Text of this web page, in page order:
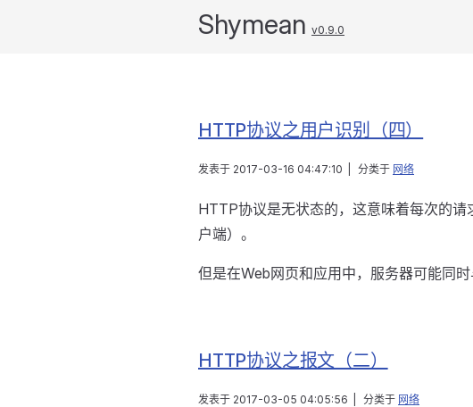
Shymean v0.9.0
HTTP协议之用户识别（四）
发表于 2017-03-16 04:47:10 分类于 网络
HTTP协议是无状态的，这意味着每次的
户端）。
但是在Web网页和应用中，服务器可能同
HTTP协议之报文（二）
发表于 2017-03-05 04:05:56 分类于 网络